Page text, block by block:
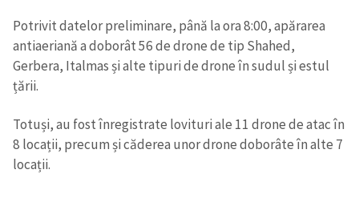
Potrivit datelor preliminare, până la ora 8:00, apărarea
antiaeriană a doborât 56 de drone de tip Shahed,
Gerbera, Italmas și alte tipuri de drone în sudul și estul
țării.
Totuși, au fost înregistrate lovituri ale 11 drone de atac în
8 locații, precum și căderea unor drone doborâte în alte 7
locații.